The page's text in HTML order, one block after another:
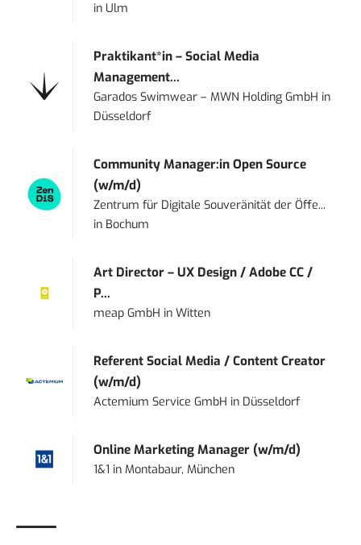
in Ulm
Praktikant*in – Social Media
Management...
Garados Swimwear – MWN Holding GmbH in
Düsseldorf
Community Manager:in Open Source
(w/m/d)
Zentrum für Digitale Souveränität der Öffe...
in Bochum
Art Director – UX Design / Adobe CC /
P...
meap GmbH inWitten
Referent Social Media / Content Creator
(w/m/d)
Actemium Service GmbH in Düsseldorf
Online Marketing Manager (w/m/d)
1&1 inMontabaur, München